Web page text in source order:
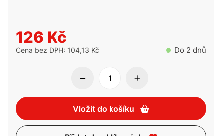
126 Kč
Cena bez DPH: 104,13 Kč Do 2 dnů
Vložit do košíku